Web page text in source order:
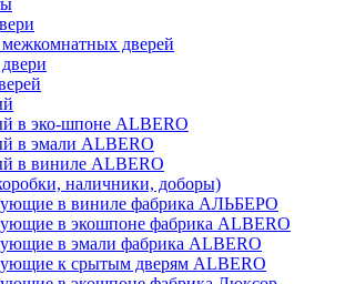
дверей
в эко-шпоне ALBERO
в эмали ALBERO
в виниле ALBERO
наличники, доборы)
в виниле фабрика АЛЬБЕРО
в экошпоне фабрика ALBERO
в эмали фабрика ALBERO
к срытым дверям ALBERO